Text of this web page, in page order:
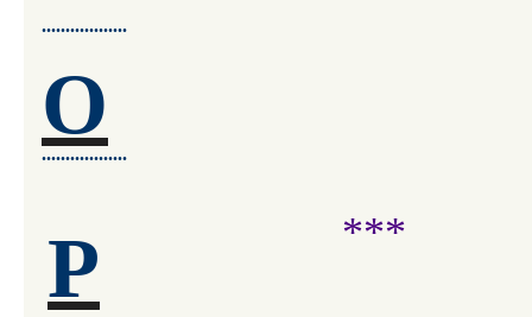
..................
O
..................
***
P